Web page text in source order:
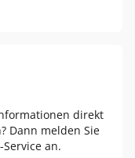
in Ausnahmefällen
Weiß-Umsetzungen
direkt
Dann melden Sie
an.